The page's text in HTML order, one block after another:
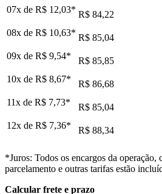
07x de R$ 12,03* R$ 84,22
08x de R$ 10,63* R$ 85,04
09x de R$ 9,54*
R$ 85,85
10x de R$ 8,67*
R$ 86,68
11x de R$ 7,73*
R$ 85,04
12x de R$ 7,36* R$ 88,34
*Juros: Todos os encargos da operação,
parcelamento e outras tarifas estão
Calcular frete e prazo